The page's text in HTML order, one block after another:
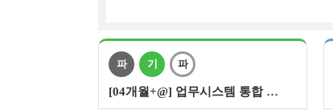
파 기 파
[04개월+@] 업무시스템 통합 …